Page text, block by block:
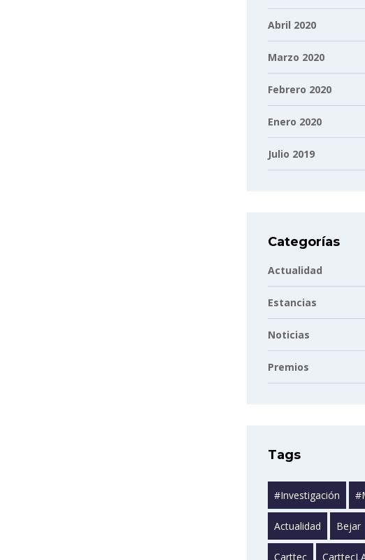
Abril 2020
Marzo 2020
Febrero 2020
Enero 2020
Julio 2019
Categorías
Actualidad
Estancias
Noticias
Premios
Tags
#investigación
Actualidad Bejar
Carttec